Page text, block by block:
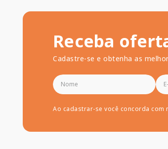
Receba
Cadastre-se e obtenha as
Ao cadastrar-se você concorda